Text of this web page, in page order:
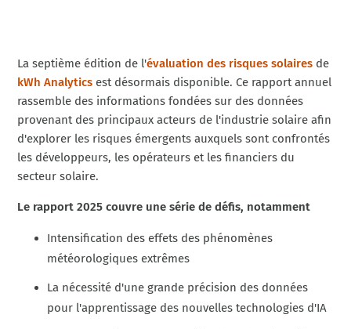
La septième édition de l'évaluation des risques solaires de
kWh Analytics est désormais disponible. Ce rapport annuel
rassemble des informations fondées sur des données
provenant des principaux acteurs de l'industrie solaire afin
d'explorer les risques émergents auxquels sont confrontés
les développeurs, les opérateurs et les financiers du
secteur solaire.
Le rapport 2025 couvre une série de défis, notamment
Intensification des effets des phénomènes
météorologiques extrêmes
La nécessité d'une grande précision des données
pour l'apprentissage des nouvelles technologies d'IA